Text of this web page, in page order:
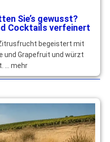
Sie’s gewusst?
Cocktails verfeinert
begeistert mit
und Grapefruit und würzt
… mehr